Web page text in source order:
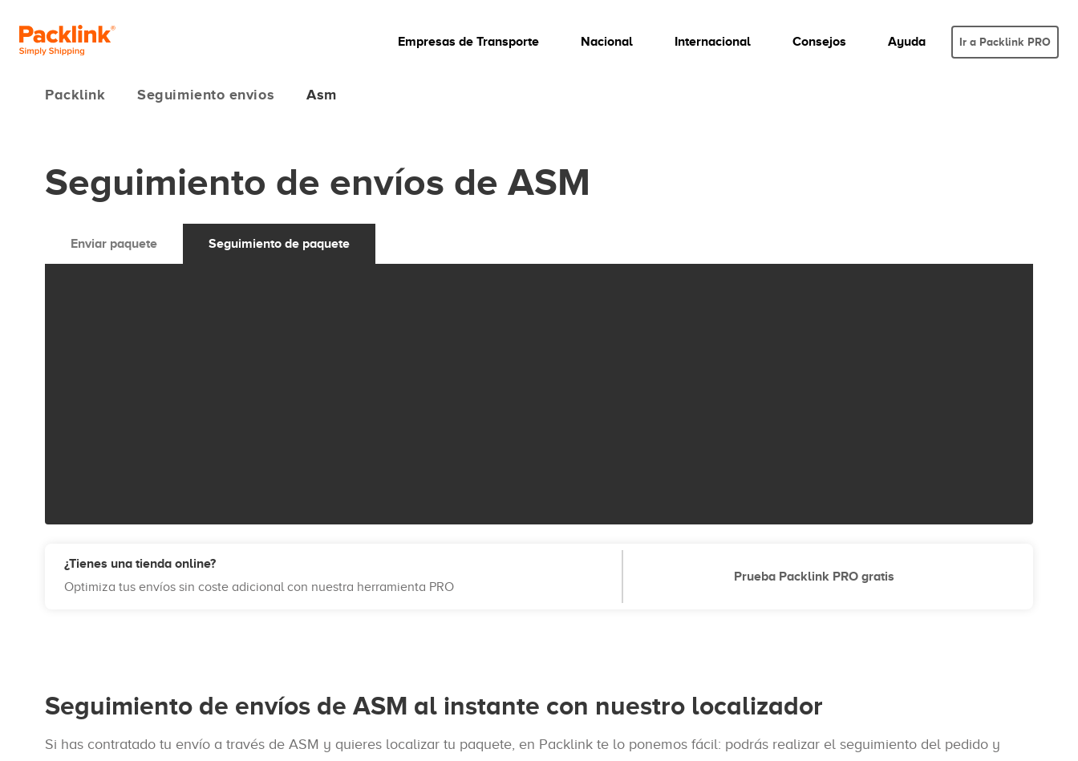
Empresas de Transporte Nacional Internacional Consejos Ayuda Ir a Packlink PRO
Packlink Seguimiento envios Asm
Seguimiento de envíos de ASM
Enviar paquete Seguimiento de paquete
¿Tienes una tienda online?
Optimiza tus envíos sin coste adicional con nuestra herramienta PRO
Prueba Packlink PRO gratis
Seguimiento de envíos de ASM al instante con nuestro localizador
Si has contratado tu envío a través de ASM y quieres localizar tu paquete, en Packlink te lo ponemos fácil: podrás realizar el seguimiento del pedido y